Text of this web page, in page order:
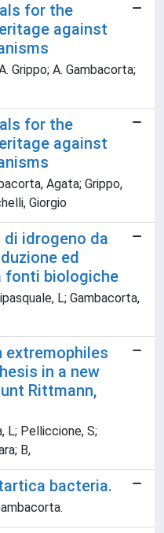
for the
against
Grippo; A. Gambacorta;
for the
against
Agata; Grippo,
Giorgio
di idrogeno da
ed
fonti biologiche
L; Gambacorta,
extremophiles
in a new
Rittmann,
L; Pelliccione, S;
B,
bacteria.